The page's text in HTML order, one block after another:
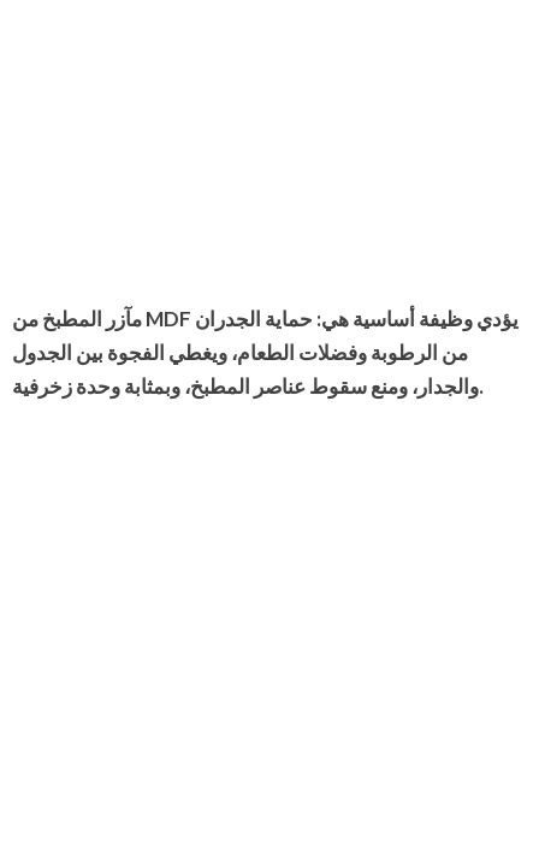
مآزر المطبخ من MDF يؤدي وظيفة أساسية هي: حماية الجدران
من الرطوبة وفضلات الطعام، ويغطي الفجوة بين الجدول
والجدار، ومنع سقوط عناصر المطبخ، وبمثابة وحدة زخرفية.